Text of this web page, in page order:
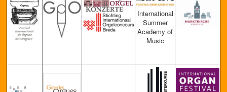
International
Summer
Academy of
Music